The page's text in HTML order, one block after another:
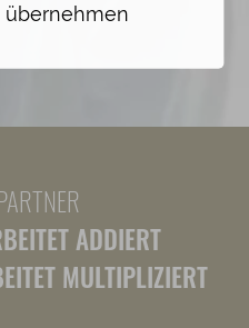
ADDIERT
MULTIPLIZIERT
übernehmen